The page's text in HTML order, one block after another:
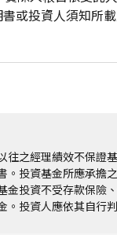
或投資人須知所
之經理績效不保
投資基金所應承
金投資不受存款保險
投資人應依其自行